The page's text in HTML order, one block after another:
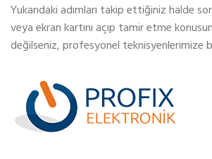
Yukarıdaki adımları takip ettiğiniz halde
veya ekran kartını açıp tamir etme
değilseniz, profesyonel teknisyenlerimize